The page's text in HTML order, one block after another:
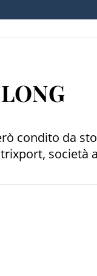
condito da
società